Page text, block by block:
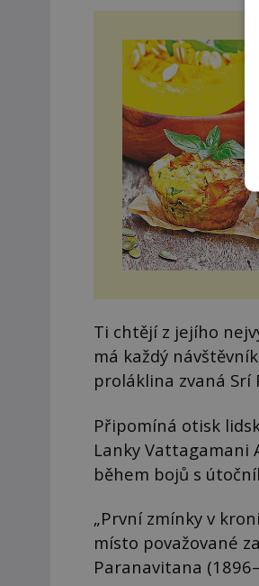
Ti chtějí z jejího
má každý
proláklina zvaná Srí
Připomíná otisk
Lanky Vattagamani
během bojů s
„První zmínky v
místo považované
Paranavitana